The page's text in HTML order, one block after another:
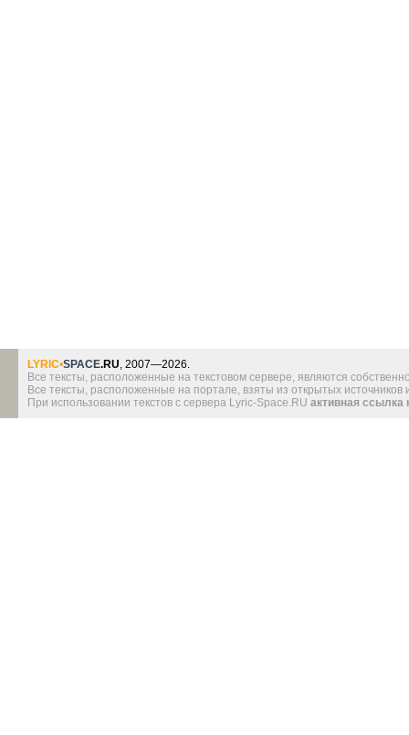
LYRIC•SPACE.RU, 2007—2026.
Все тексты, расположенные на текстовом сервере, являются
Все тексты, расположенные на портале, взяты из открытых
При использовании текстов с сервера Lyric-Space.RU активная ссылка